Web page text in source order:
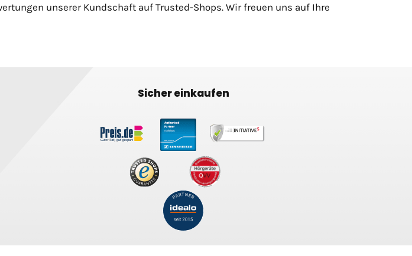
unserer Kundschaft auf Trusted-Shops. Wir freuen uns auf Ihre
Sicher einkaufen